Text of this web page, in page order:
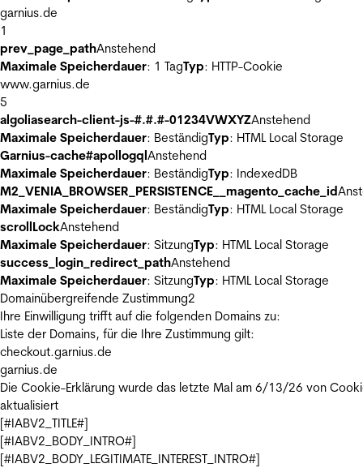
garnius.de
1
prev_page_pathAnstehend
Maximale Speicherdauer: 1 TagTyp: HTTP-Cookie
www.garnius.de
5
algoliasearch-client-js-#.#.#-01234VWXYZAnstehend
Maximale Speicherdauer: BeständigTyp: HTML Local Storage
Garnius-cache#apollogqlAnstehend
Maximale Speicherdauer: BeständigTyp: IndexedDB
M2_VENIA_BROWSER_PERSISTENCE__magento_cache_id
Maximale Speicherdauer: BeständigTyp: HTML Local Storage
scrollLockAnstehend
Maximale Speicherdauer: SitzungTyp: HTML Local Storage
success_login_redirect_pathAnstehend
Maximale Speicherdauer: SitzungTyp: HTML Local Storage
Domainübergreifende Zustimmung2
Ihre Einwilligung trifft auf die folgenden Domains zu:
Liste der Domains, für die Ihre Zustimmung gilt:
checkout.garnius.de
garnius.de
Die Cookie-Erklärung wurde das letzte Mal am 6/13/26 von
aktualisiert
[#IABV2_TITLE#]
[#IABV2_BODY_INTRO#]
[#IABV2_BODY_LEGITIMATE_INTEREST_INTRO#]